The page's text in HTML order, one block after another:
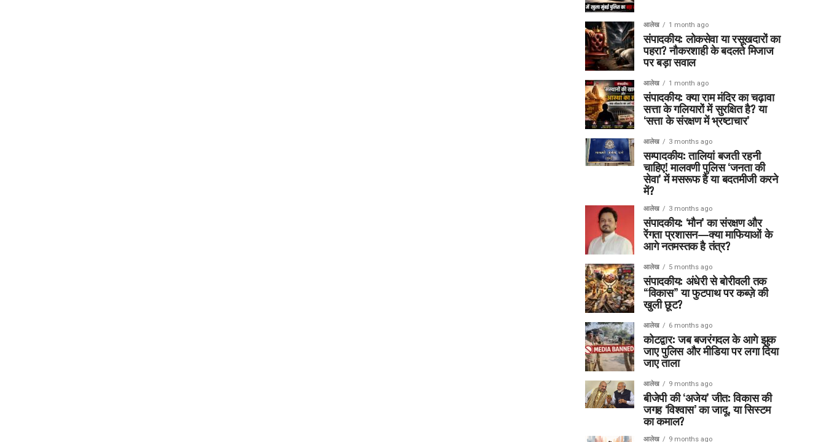
आलेख 1 month ago
संपादकीय: लोकसेवा या रसूखदारों का
पहरा? नौकरशाही के बदलते मिजाज
पर बड़ा सवाल
आलेख 1 month ago
संपादकीय: क्या राम मंदिर का चढ़ावा
सत्ता के गलियारों में सुरक्षित है? या
‘सत्ता के संरक्षण में भ्रष्टाचार’
आलेख 3 months ago
सम्पादकीय: तालियां बजती रहनी
चाहिए! मालवणी पुलिस ‘जनता की
सेवा’ में मसरूफ है या बदतमीजी करने
में?
आलेख 3 months ago
संपादकीय: ‘मौन’ का संरक्षण और
रेंगता प्रशासन—क्या माफियाओं के
आगे नतमस्तक है तंत्र?
आलेख 5 months ago
संपादकीय: अंधेरी से बोरीवली तक
“विकास” या फुटपाथ पर कब्ज़े की
खुली छूट?
आलेख 6 months ago
कोटद्वार: जब बजरंगदल के आगे झुक
जाए पुलिस और मीडिया पर लगा दिया
जाए ताला
आलेख 9 months ago
बीजेपी की ‘अजेय’ जीत: विकास की
जगह ‘विश्वास’ का जादू, या सिस्टम
का कमाल?
आलेख 9 months ago